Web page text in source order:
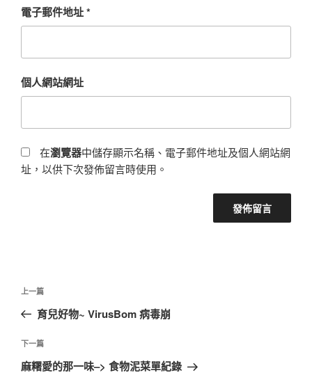
電子郵件地址*
個人網站網址
在瀏覽器中儲存顯示名稱、電子郵件地址及個人網站網
址，以供下次發佈留言時使用。
文
導
覽
上
一
文
章
上一篇
育兒好物~ VirusBom 病毒崩
下
一
下一篇
麻糬愛的那一味–> 食物泥菜單紀錄